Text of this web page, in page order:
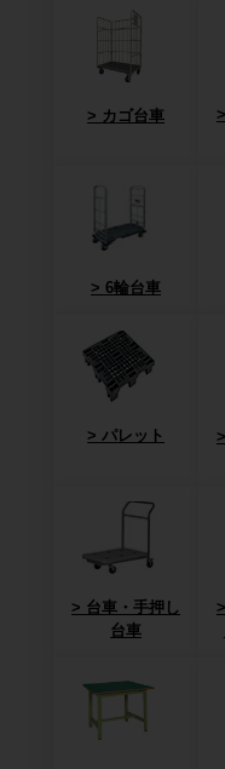
カゴ台車
6輪台車
パレット
台車・手押し
台車